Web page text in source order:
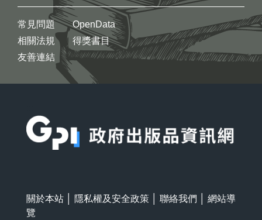
常見問題
相關法規
友善連結
OpenData
得獎書目
關於本站 隱私權及安全政策 聯絡我們
網站導
覽